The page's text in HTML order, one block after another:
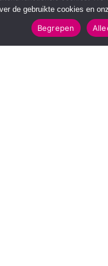
de gebruikte cookies en
Begrepen